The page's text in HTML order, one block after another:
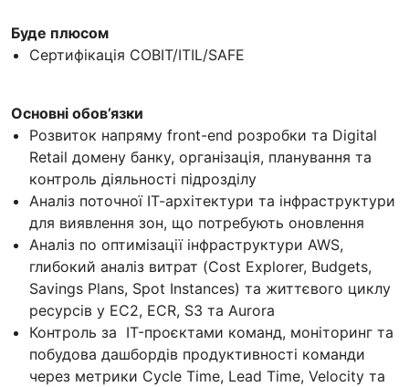
Буде плюсом
Сертифікація COBIT/ITIL/SAFE
Основні обов’язки
Розвиток напряму front-end розробки та Digital
Retail домену банку, організація, планування та
контроль діяльності підрозділу
Аналіз поточної ІТ-архітектури та інфраструктури
для виявлення зон, що потребують оновлення
Аналіз по оптимізації інфраструктури AWS,
глибокий аналіз витрат (Cost Explorer, Budgets,
Savings Plans, Spot Instances) та життєвого циклу
ресурсів у EC2, ECR, S3 та Aurora
Контроль за IT-проєктами команд, моніторинг та
побудова дашбордів продуктивності команди
через метрики Cycle Time, Lead Time, Velocity та